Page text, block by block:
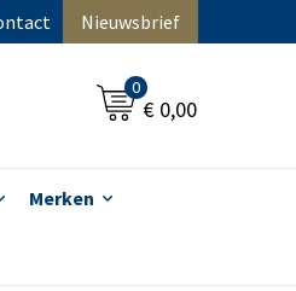
Nieuwsbrief
0
€ 0,00
Merken